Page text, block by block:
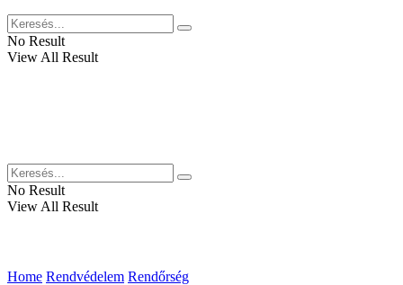
No Result
View All Result
No Result
View All Result
Home Rendvédelem Rendőrség